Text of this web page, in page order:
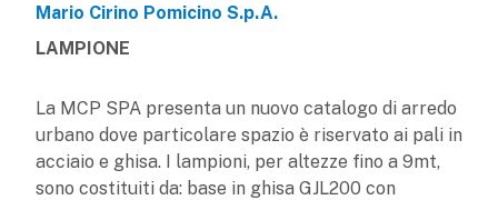
Mario Cirino Pomicino S.p.A.
LAMPIONE
La MCP SPA presenta un nuovo catalogo di arredo
urbano dove particolare spazio è riservato ai pali in
acciaio e ghisa. I lampioni, per altezze fino a 9mt,
sono costituiti da: base in ghisa GJL200 con